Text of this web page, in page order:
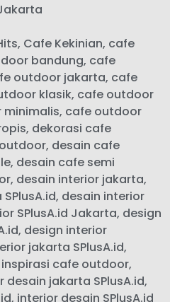
, Cafe Kekinian, cafe
bandung, cafe
outdoor jakarta, cafe
klasik, cafe outdoor
, cafe outdoor
, dekorasi cafe
, desain cafe
, desain cafe semi
, desain interior jakarta,
, desain interior
SPlusA.id Jakarta, design
, design interior
jakarta SPlusA.id,
inspirasi cafe outdoor,
desain jakarta SPlusA.id,
, interior desain SPlusA.id